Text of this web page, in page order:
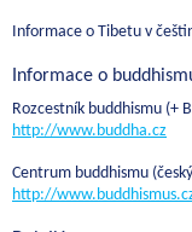
Informace o Tibetu v
Informace o
Rozcestník buddhismu (+
http://www.buddha.cz
Centrum buddhismu
http://